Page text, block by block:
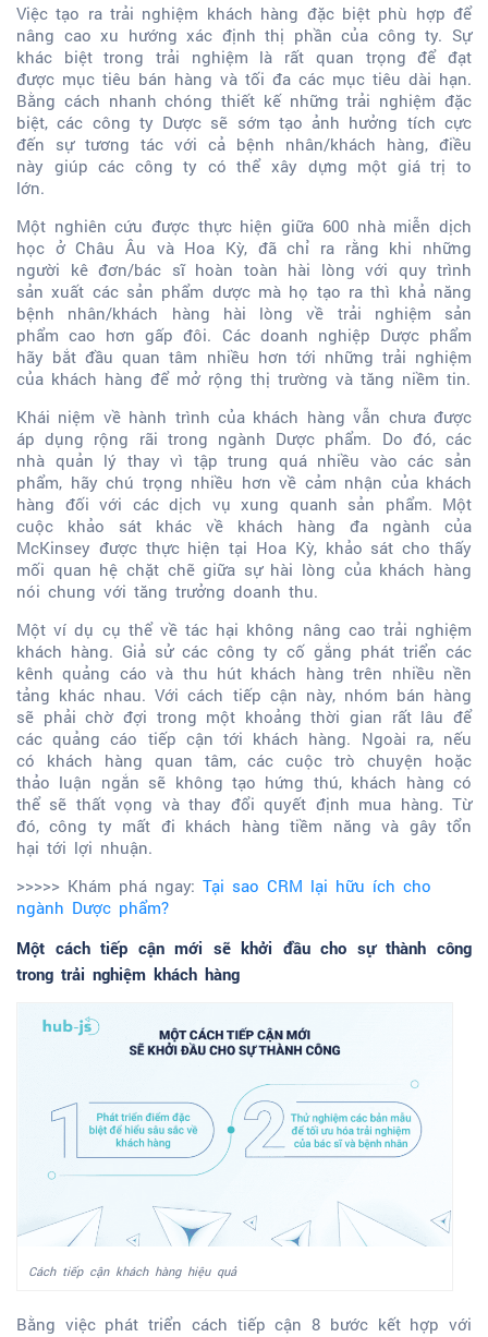
Việc tạo ra trải nghiệm khách hàng đặc biệt phù hợp để
nâng cao xu hướng xác định thị phần của công ty. Sự
khác biệt trong trải nghiệm là rất quan trọng để đạt
được mục tiêu bán hàng và tối đa các mục tiêu dài hạn.
Bằng cách nhanh chóng thiết kế những trải nghiệm đặc
biệt, các công ty Dược sẽ sớm tạo ảnh hưởng tích cực
đến sự tương tác với cả bệnh nhân/khách hàng, điều
này giúp các công ty có thể xây dựng một giá trị to
lớn.
Một nghiên cứu được thực hiện giữa 600 nhà miễn dịch
học ở Châu Âu và Hoa Kỳ, đã chỉ ra rằng khi những
người kê đơn/bác sĩ hoàn toàn hài lòng với quy trình
sản xuất các sản phẩm dược mà họ tạo ra thì khả năng
bệnh nhân/khách hàng hài lòng về trải nghiệm sản
phẩm cao hơn gấp đôi. Các doanh nghiệp Dược phẩm
hãy bắt đầu quan tâm nhiều hơn tới những trải nghiệm
của khách hàng để mở rộng thị trường và tăng niềm tin.
Khái niệm về hành trình của khách hàng vẫn chưa được
áp dụng rộng rãi trong ngành Dược phẩm. Do đó, các
nhà quản lý thay vì tập trung quá nhiều vào các sản
phẩm, hãy chú trọng nhiều hơn về cảm nhận của khách
hàng đối với các dịch vụ xung quanh sản phẩm. Một
cuộc khảo sát khác về khách hàng đa ngành của
McKinsey được thực hiện tại Hoa Kỳ, khảo sát cho thấy
mối quan hệ chặt chẽ giữa sự hài lòng của khách hàng
nói chung với tăng trưởng doanh thu.
Một ví dụ cụ thể về tác hại không nâng cao trải nghiệm
khách hàng. Giả sử các công ty cố gắng phát triển các
kênh quảng cáo và thu hút khách hàng trên nhiều nền
tảng khác nhau. Với cách tiếp cận này, nhóm bán hàng
sẽ phải chờ đợi trong một khoảng thời gian rất lâu để
các quảng cáo tiếp cận tới khách hàng. Ngoài ra, nếu
có khách hàng quan tâm, các cuộc trò chuyện hoặc
thảo luận ngắn sẽ không tạo hứng thú, khách hàng có
thể sẽ thất vọng và thay đổi quyết định mua hàng. Từ
đó, công ty mất đi khách hàng tiềm năng và gây tổn
hại tới lợi nhuận.
>>>>> Khám phá ngay: Tại sao CRM lại hữu ích cho
ngành Dược phẩm?
Một cách tiếp cận mới sẽ khởi đầu cho sự thành công
trong trải nghiệm khách hàng
Cách tiếp cận khách hàng hiệu quả
Bằng việc phát triển cách tiếp cận 8 bước kết hợp với